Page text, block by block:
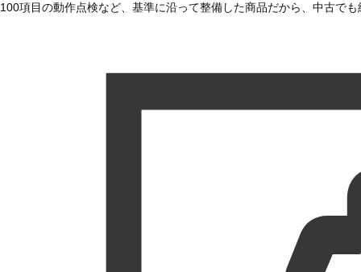
100項目の動作点検など、基準に沿って整備した商品だから、中古で